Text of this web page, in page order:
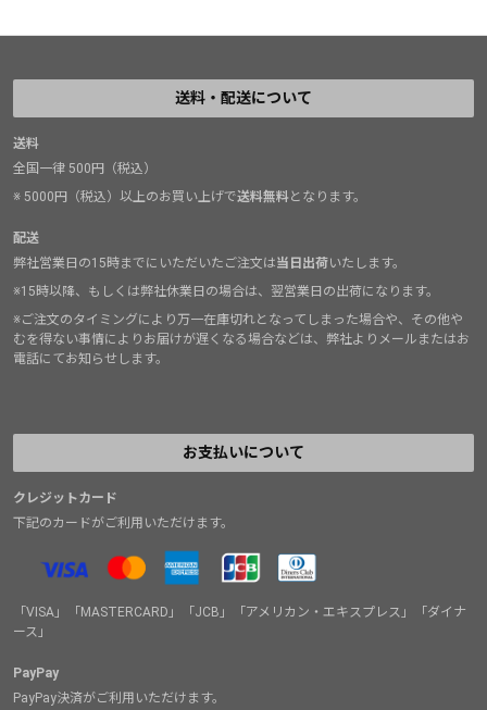
送料・配送について
送料
全国一律 500円（税込）
※ 5000円（税込）以上のお買い上げで送料無料となります。
配送
弊社営業日の15時までにいただいたご注文は当日出荷いたします。
※15時以降、もしくは弊社休業日の場合は、翌営業日の出荷になります。
※ご注文のタイミングにより万一在庫切れとなってしまった場合や、その他や
むを得ない事情によりお届けが遅くなる場合などは、弊社よりメールまたはお
電話にてお知らせします。
お支払いについて
クレジットカード
下記のカードがご利用いただけます。
「VISA」「MASTERCARD」「JCB」「アメリカン・エキスプレス」「ダイナ
ース」
PayPay
PayPay決済がご利用いただけます。